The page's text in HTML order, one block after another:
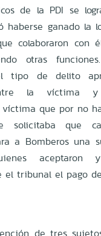
de la PDI se
haberse ganado la
colaboraron con
otras
tipo de delito
la víctima y
que por no
solicitaba que
a Bomberos una
aceptaron y
el tribunal el pago
de tres